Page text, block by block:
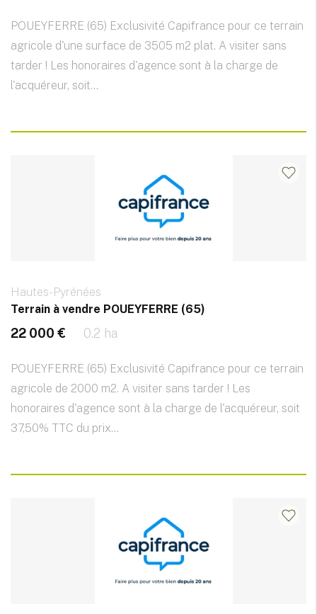
POUEYFERRE (65) Exclusivité Capifrance pour ce terrain
agricole d'une surface de 3505 m2 plat. A visiter sans
tarder ! Les honoraires d'agence sont à la charge de
l'acquéreur, soit...
Hautes-Pyrénées
Terrain à vendre POUEYFERRE (65)
22 000 € 0.2 ha
POUEYFERRE (65) Exclusivité Capifrance pour ce terrain
agricole de 2000 m2. A visiter sans tarder ! Les
honoraires d'agence sont à la charge de l'acquéreur, soit
37,50% TTC du prix...